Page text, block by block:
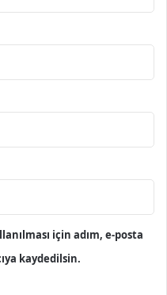
için adım, e-posta
kaydedilsin.